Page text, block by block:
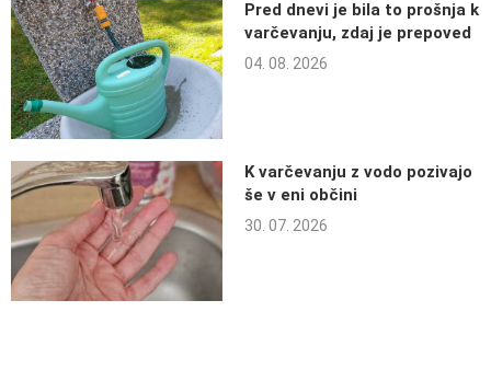
Pred dnevi je bila to prošnja k
varčevanju, zdaj je prepoved
04. 08. 2026
K varčevanju z vodo pozivajo
še v eni občini
30. 07. 2026